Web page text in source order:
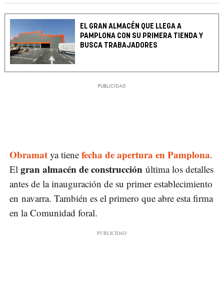
EL GRAN ALMACÉN QUE LLEGA A
PAMPLONA CON SU PRIMERA TIENDA Y
BUSCA TRABAJADORES
Obramat ya tiene fecha de apertura en Pamplona.
El gran almacén de construcción última los detalles
antes de la inauguración de su primer establecimiento
en navarra. También es el primero que abre esta firma
en la Comunidad foral.